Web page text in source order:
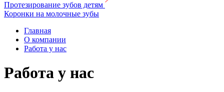
Протезирование зубов детям
Коронки на молочные зубы
Главная
О компании
Работа у нас
Работа у нас